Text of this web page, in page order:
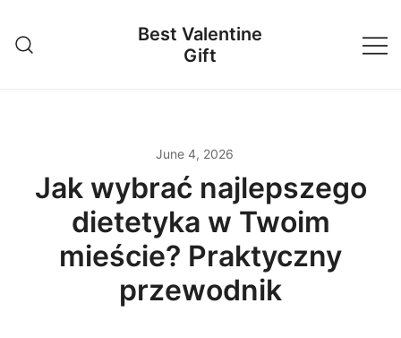
content
Best Valentine
Gift
June 4, 2026
Jak wybrać najlepszego
dietetyka w Twoim
mieście? Praktyczny
przewodnik